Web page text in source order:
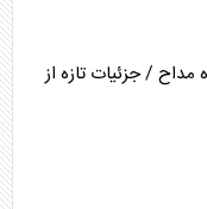
/ جزئیات تازه از